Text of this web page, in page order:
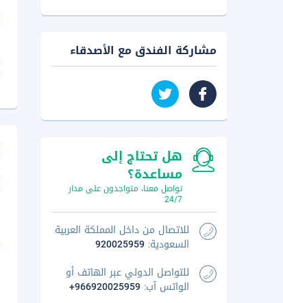
مشاركة الفندق مع الأصدقاء
هل تحتاج إلى
مساعدة؟
تواصل معنا، متواجدون على مدار
24/7
للاتصال من داخل المملكة العربية
السعودية: 920025959
للتواصل الدولي عبر الهاتف أو
الواتس آب: +966920025959